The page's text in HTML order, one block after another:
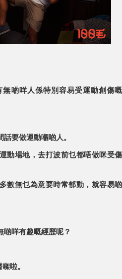
啲咩人係特別容易受運動創傷嘅
要做運動嗰啲人。
動場地，去打波前乜都唔做咪受傷
數無乜為意要時常郁動，就容易啲
啲咩有趣嘅經歷呢？
啦。